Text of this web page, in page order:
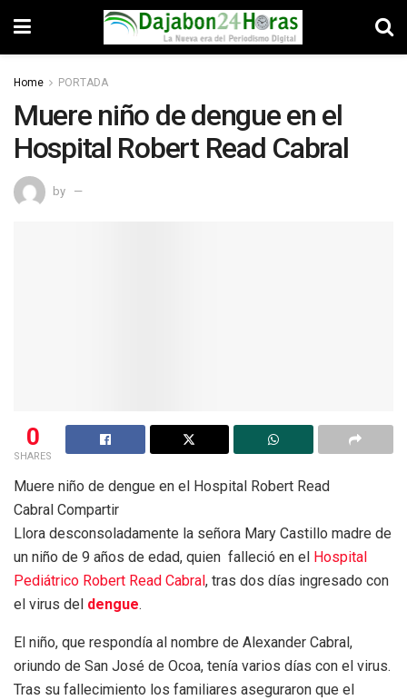
Home PORTADA
Muere niño de dengue en el
Hospital Robert Read Cabral
by
0
SHARES
Muere niño de dengue en el Hospital Robert Read
Cabral Compartir
Llora desconsoladamente la señora Mary Castillo madre de
un niño de 9 años de edad, quien falleció en el Hospital
Pediátrico Robert Read Cabral, tras dos días ingresado con
el virus del dengue.
El niño, que respondía al nombre de Alexander Cabral,
oriundo de San José de Ocoa, tenía varios días con el virus.
Tras su fallecimiento los familiares aseguraron que el